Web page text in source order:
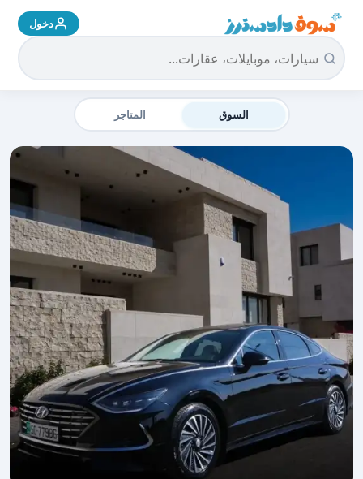
سوق دادسترز الرئيسية دخول
السوق المتاجر